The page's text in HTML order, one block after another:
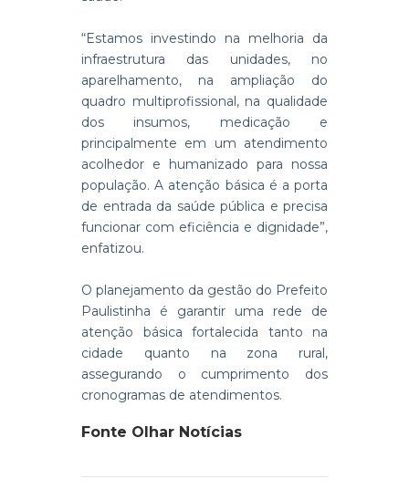
“Estamos investindo na melhoria da
infraestrutura das unidades, no
aparelhamento, na ampliação do
quadro multiprofissional, na qualidade
dos insumos, medicação e
principalmente em um atendimento
acolhedor e humanizado para nossa
população. A atenção básica é a porta
de entrada da saúde pública e precisa
funcionar com eficiência e dignidade”,
enfatizou.
O planejamento da gestão do Prefeito
Paulistinha é garantir uma rede de
atenção básica fortalecida tanto na
cidade quanto na zona rural,
assegurando o cumprimento dos
cronogramas de atendimentos.
Fonte Olhar Notícias